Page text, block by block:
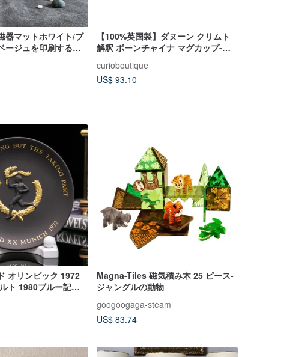
器マットホワイト/ブ
ージュを印刷するク
【100%英国製】ダヌーン クリムト
解釈 ボーンチャイナ マグカップ-キ
curioboutique
US$ 93.10
オリンピック 1972
ト 1980ブルー記念
Magna-Tiles 磁気積み木 25 ピース-
ジャングルの動物
googoogaga-steam
US$ 83.74